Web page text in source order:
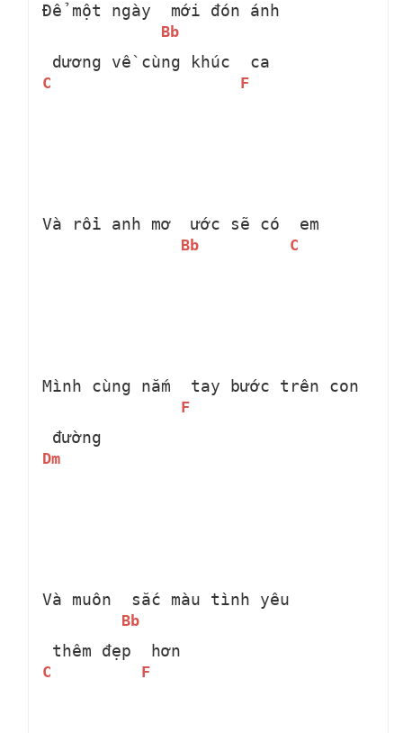
Để một ngày
Bb
mới đón ánh
C
dương về cùng khúc
F
ca
Và rồi anh mơ
Bb
ước sẽ có
C
em
Mình cùng nắm
F
tay bước trên con
Dm
đường
Và muôn
Bb
sắc màu tình yêu
C
thêm đẹp
F
hơn